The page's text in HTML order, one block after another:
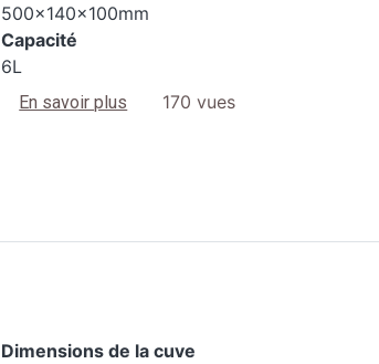
500x140x100mm
Capacité
6L
En savoir plus sur 3200L S4
170 vues
Dimensions de la cuve